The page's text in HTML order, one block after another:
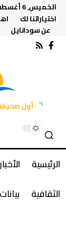
الخميس, 6 أغسطس 2026
اختياراتنا لك
عن سودانايل
أول
الرئيسية الأخبار
الثقافية
بيانات